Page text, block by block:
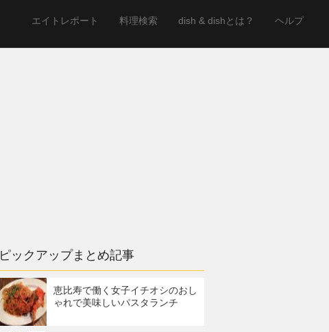
エイトレポート 料理検索 dish & dishとは？ ヘルプ
ピックアップまとめ記事
恵比寿で働く女子イチオシのおし
ゃれで美味しいパスタランチ